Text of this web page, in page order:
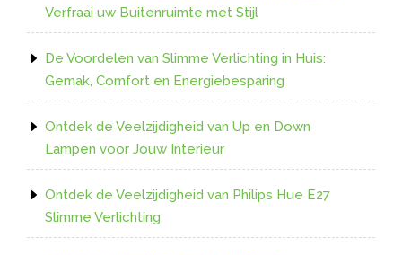
voor
gelegenheid!”
Verfraai uw Buitenruimte met Stijl
De Voordelen van Slimme Verlichting in Huis:
Gemak, Comfort en Energiebesparing
Ontdek de Veelzijdigheid van Up en Down
Lampen voor Jouw Interieur
Ontdek de Veelzijdigheid van Philips Hue E27
Slimme Verlichting